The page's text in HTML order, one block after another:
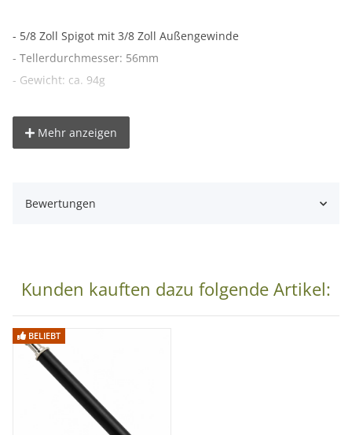
- 5/8 Zoll Spigot mit 3/8 Zoll Außengewinde
- Tellerdurchmesser: 56mm
- Gewicht: ca. 94g
1x 5/8 Zoll Spigot von proxistar mit 1/4 Zoll und 3/8 Zoll
Mehr anzeigen
Bewertungen
Kunden kauften dazu folgende Artikel:
BELIEBT